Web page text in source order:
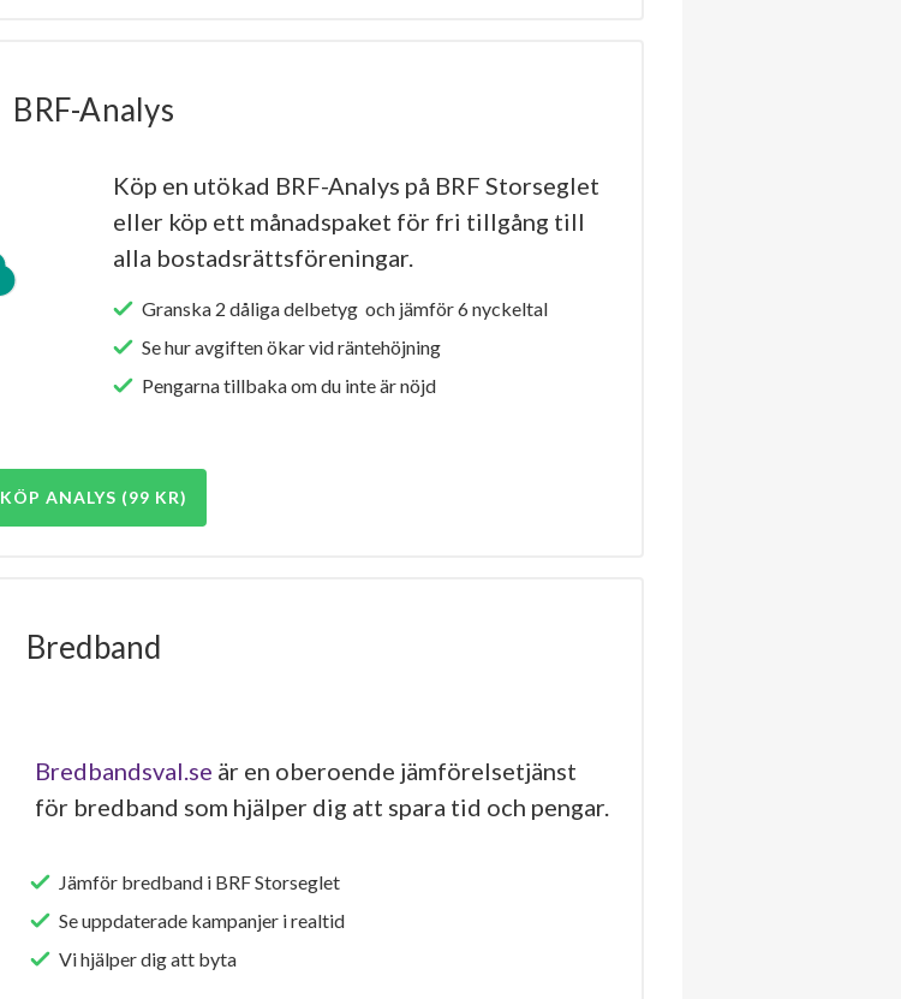
BRF-Analys
Köp en utökad BRF-Analys på BRF Storseglet
eller köp ett månadspaket för fri tillgång till
alla bostadsrättsföreningar.
Granska 2 dåliga delbetyg och jämför 6 nyckeltal
Se hur avgiften ökar vid räntehöjning
Pengarna tillbaka om du inte är nöjd
KÖP ANALYS (99 KR)
Bredband
Bredbandsval.se är en oberoende jämförelsetjänst
för bredband som hjälper dig att spara tid och pengar.
Jämför bredband i BRF Storseglet
Se uppdaterade kampanjer i realtid
Vi hjälper dig att byta